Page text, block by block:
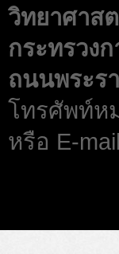
วิทยาศาส
กระทรวง
ถนนพระร
โทรศัพท์ห
หรือ E-